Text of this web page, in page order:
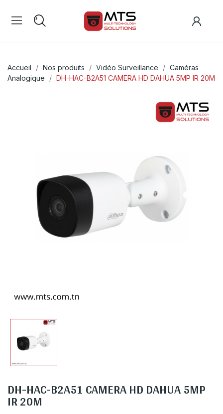
Accueil Nos produits Vidéo Surveillance
Caméras
Analogique
DH-HAC-B2A51 CAMERA HD DAHUA 5MP IR 20M
DH-HAC-B2A51 CAMERA HD DAHUA 5MP
IR 20M